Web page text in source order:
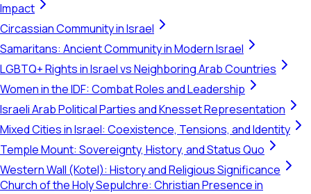
Impact
Circassian Community in Israel
Samaritans: Ancient Community in Modern Israel
LGBTQ+ Rights in Israel vs Neighboring Arab Countries
Women in the IDF: Combat Roles and Leadership
Israeli Arab Political Parties and Knesset Representation
Mixed Cities in Israel: Coexistence, Tensions, and Identity
Temple Mount: Sovereignty, History, and Status Quo
Western Wall (Kotel): History and Religious Significance
Church of the Holy Sepulchre: Christian Presence in